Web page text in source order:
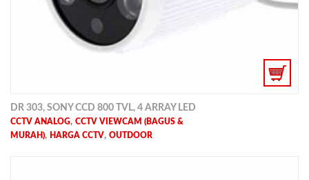
DR 303, SONY CCD 800 TVL, 4 ARRAY LED
CCTV ANALOG, CCTV VIEWCAM (BAGUS &
MURAH), HARGA CCTV, OUTDOOR